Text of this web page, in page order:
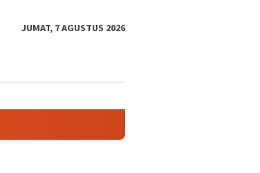
JUMAT, 7 AGUSTUS 2026